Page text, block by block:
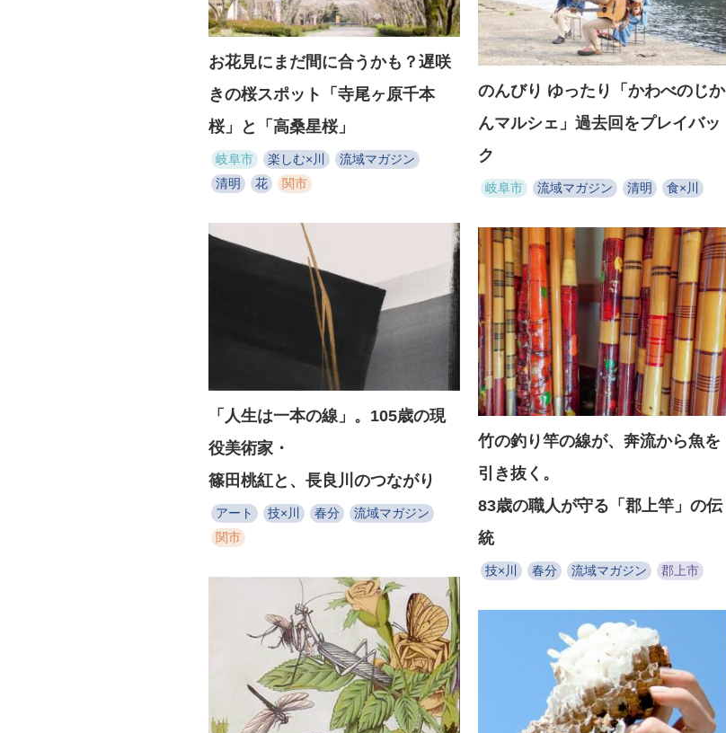
お花見にまだ間に合うかも？遅咲
きの桜スポット「寺尾ヶ原千本
桜」と「高桑星桜」
岐阜市 楽しむ×川
流域マガジン
清明
花 関市
のんびり ゆったり「かわべのじか
んマルシェ」過去回をプレイバッ
ク
岐阜市 流域マガジン 清明 食×川
「人生は一本の線」。105歳の現
役美術家・
篠田桃紅と、長良川のつながり
アート 技×川 春分
流域マガジン
関市
竹の釣り竿の線が、奔流から魚を
引き抜く。
83歳の職人が守る「郡上竿」の伝
統
技×川 春分 流域マガジン 郡上市